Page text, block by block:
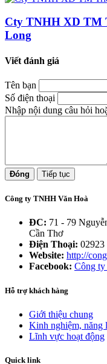
Cty TNHH XD TM
Long
Viết đánh giá
Tên bạn
Số điện thoại
Nhập nội dung câu hỏi
Đóng Tiếp tục
Công ty TNHH Văn Hoà
ĐC: 71 - 79
Cần Thơ
Điện Thoại: 02923
Website: http://
Facebook: Công
Hỗ trợ khách hàng
Giới thiệu chung
Kinh nghiệm, năng
Lĩnh vực hoạt động
Quick link